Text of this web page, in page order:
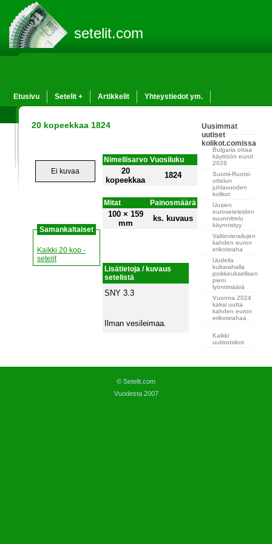
setelit.com
Etusivu Setelit + Artikkelit Yhteystiedot ym.
20 kopeekkaa 1824
Ei kuvaa
Samankaltaiset
Kaikki 20 kop -
setelit
Nimellisarvo Vuosiluku
20
kopeekkaa
1824
Mitat Painosmäärä
100 × 159
mm
ks. kuvaus
Lisätietoja / kuvaus
setelistä
SNY 3.3
Ilman vesileimaa.
Uusimmat
uutiset
kolikot.comissa
Bulgaria ottaa
käyttöön eurot
2026
Suomi-Ruotsi-
ottelun
juhlavuoden
kolikot
Uusien
euroseteleiden
suunnittelu
käynnistyy
Valtiovierailujen
kahden euron
erikoisraha
Uudella
kultarahalla
poikkeuksellisen
pieni
lyöntimäärä
Vuonna 2024
kaksi uutta
kahden euron
erikoisrahaa
Kaikki
uutisotsikot
© Setelit.com
Vuodesta 2007